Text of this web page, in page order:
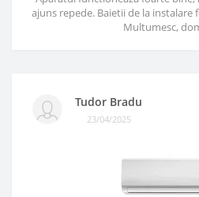
ajuns repede. Baietii de la
Multumesc,
Tudor Bradu
23/04/2025